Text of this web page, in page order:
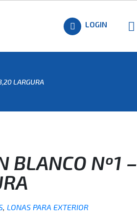
LOGIN
LARGURA
BLANCO Nº1 –
, LONAS PARA EXTERIOR